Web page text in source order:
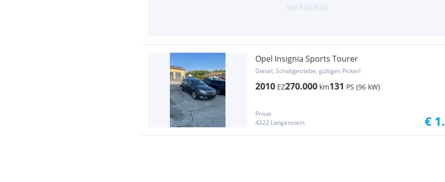
Opel Insignia Sports Tourer
Diesel, Schaltgetriebe, gültiges Pickerl
2010 EZ270.000 km131 PS (96 kW)
Privat
4222 Langenstein
€